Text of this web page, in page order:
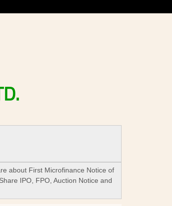
about First Microfinance Notice of
IPO, FPO, Auction Notice and